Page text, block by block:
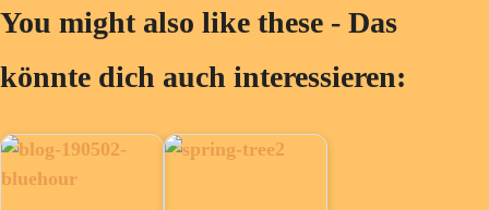
You might also like these - Das
könnte dich auch interessieren: